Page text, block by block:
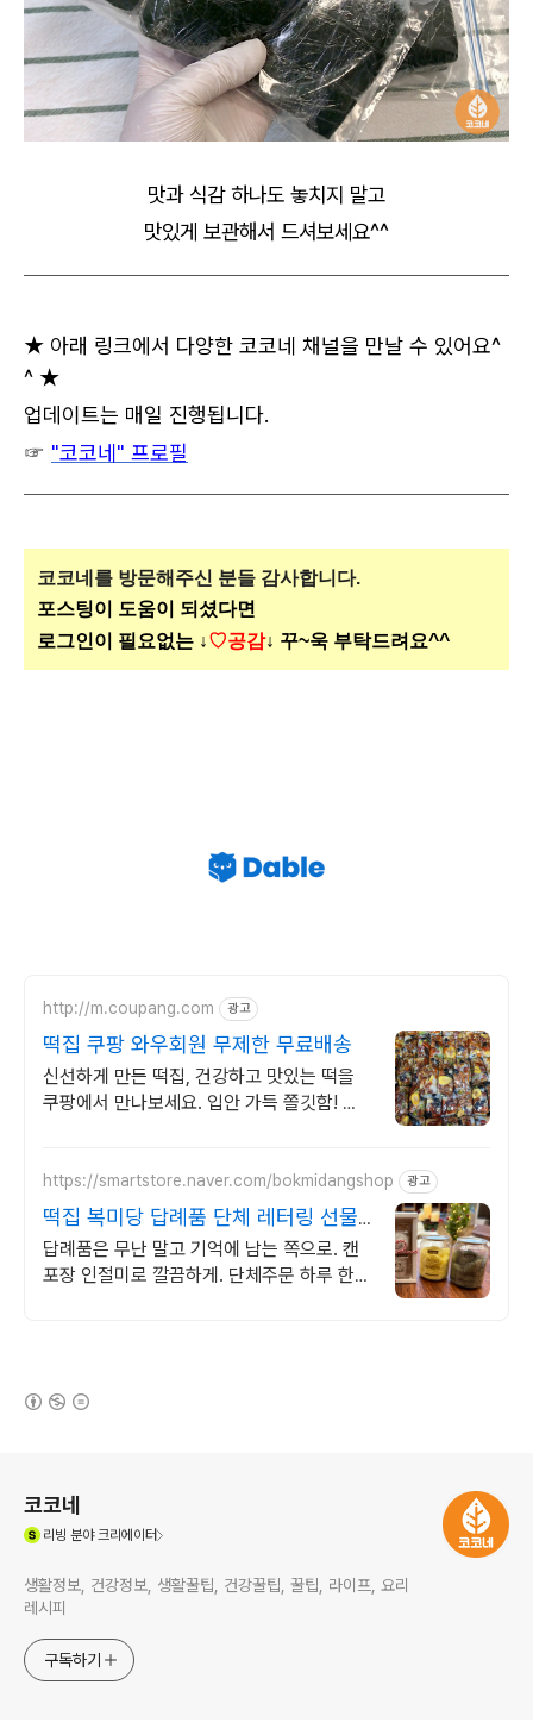
맛과 식감 하나도 놓치지 말고
맛있게 보관해서 드셔보세요^^
★ 아래 링크에서 다양한 코코네 채널을 만날 수 있어요^
^ ★
업데이트는 매일 진행됩니다.
☞ "코코네" 프로필
코코네를 방문해주신 분들 감사합니다.
포스팅이 도움이 되셨다면
로그인이 필요없는 ↓♡공감↓ 꾸~욱 부탁드려요^^
http://m.coupang.com 광고
떡집 쿠팡 와우회원 무제한 무료배송
신선하게 만든 떡집, 건강하고 맛있는 떡을
쿠팡에서 만나보세요. 입안 가득 쫄깃함! 떡
https://smartstore.naver.com/bokmidangshop 광고
떡집 복미당 답례품 단체 레터링 선물
용 대량주문 가능
답례품은 무난 말고 기억에 남는 쪽으로. 캔
포장 인절미로 깔끔하게. 단체주문 하루 한
코코네
리빙 분야 크리에이터
생활정보, 건강정보, 생활꿀팁, 건강꿀팁, 꿀팁, 라이프, 요리
레시피
구독하기